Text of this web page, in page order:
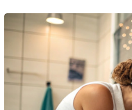
Ebben a cikkben megvizsg..